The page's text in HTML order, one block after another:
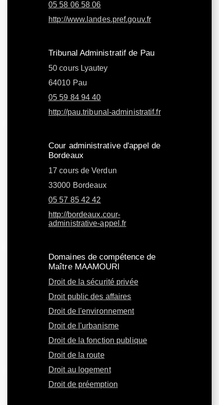
05 58 06 58 06
http://www.landes.pref.gouv.fr
Tribunal Administratif de Pau
50 cours Lyautey
64010 Pau
05 59 84 94 40
http://pau.tribunal-administratif.fr
Cour administrative d'appel de
Bordeaux
17 cours de Verdun
33000 Bordeaux
05 57 85 42 42
http://bordeaux.cour-
administrative-appel.fr
Domaines de compétence de
Maître MAAMOURI
Droit de la sécurité privée
Droit public des affaires
Droit de l'environnement
Droit de l'urbanisme
Droit de la fonction publique
Droit de la route
Droit au logement
Droit de préemption